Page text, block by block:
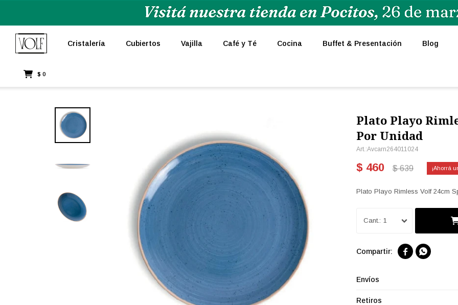
Cristalería Cubiertos Vajilla Café y Té Cocina Buffet & Presentación Blog
$ 0
Plato Playo
Por Unidad
Avcarn264011024
$ 460 $ 639
Plato Playo Rimless Volf 24cm
1
 
Envíos
Retiros